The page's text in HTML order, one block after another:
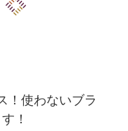
！使わないブラ
！